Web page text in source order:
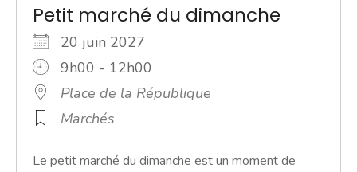
Petit marché du dimanche
20 juin 2027
9h00 - 12h00
Place de la République
Marchés
Le petit marché du dimanche est un moment de